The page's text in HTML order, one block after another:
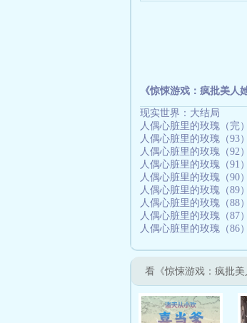
《惊悚游戏：疯批美人
现实世界：大结局
人偶心脏里的玫瑰（完）
人偶心脏里的玫瑰（93）
人偶心脏里的玫瑰（92）
人偶心脏里的玫瑰（91）
人偶心脏里的玫瑰（90）
人偶心脏里的玫瑰（89）
人偶心脏里的玫瑰（88）
人偶心脏里的玫瑰（87）
人偶心脏里的玫瑰（86）
看《惊悚游戏：疯批